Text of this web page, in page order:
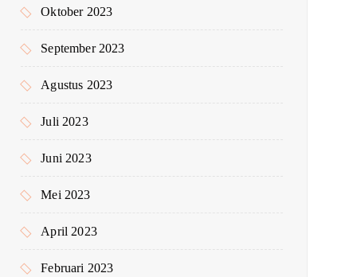
Oktober 2023
September 2023
Agustus 2023
Juli 2023
Juni 2023
Mei 2023
April 2023
Februari 2023